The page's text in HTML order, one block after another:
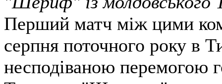
Перший матч між цими
серпня поточного року в
несподіваною перемогою